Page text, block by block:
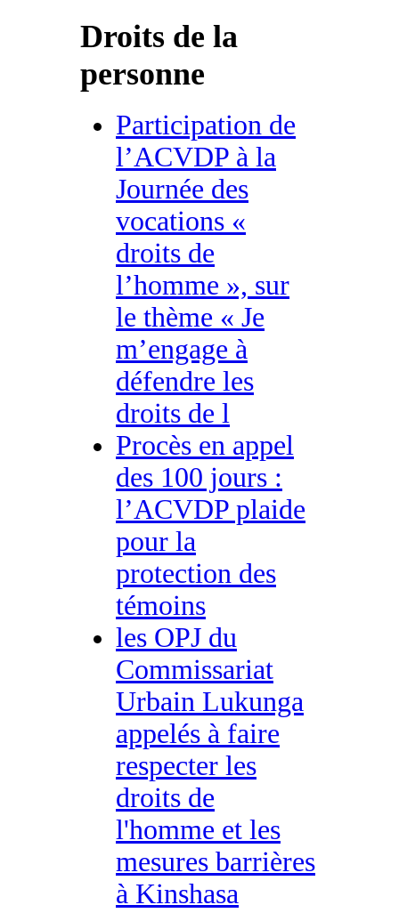
Droits de la
personne
Participation de
l’ACVDP à la
Journée des
vocations «
droits de
l’homme », sur
le thème « Je
m’engage à
défendre les
droits de l
Procès en appel
des 100 jours :
l’ACVDP plaide
pour la
protection des
témoins
les OPJ du
Commissariat
Urbain Lukunga
appelés à faire
respecter les
droits de
l'homme et les
mesures barrières
à Kinshasa